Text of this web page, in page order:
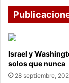
Israel y
solos que nunca
28 septiembre,